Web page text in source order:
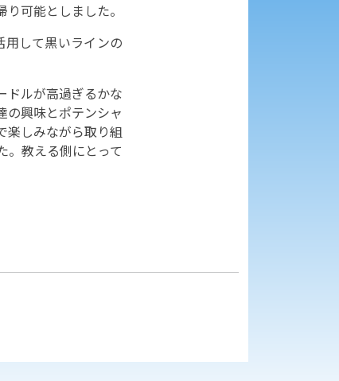
可能としました。
して黒いラインの
ドルが高過ぎるかな
の興味とポテンシャ
楽しみながら取り組
。教える側にとって